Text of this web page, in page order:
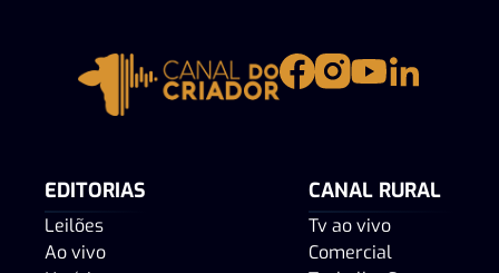
EDITORIAS
Leilões
Ao vivo
CANAL RURAL
Tv ao vivo
Comercial